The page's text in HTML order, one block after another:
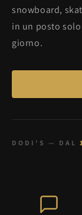
snowboard,
in un posto
giorno.
DODI'S — DAL